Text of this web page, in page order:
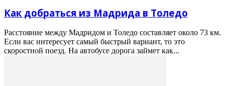
Как добраться из Мадрида в Толедо
Расстояние между Мадридом и Толедо составляет около 73 км.
Если вас интересует самый быстрый вариант, то это
скоростной поезд. На автобусе дорога займет как...